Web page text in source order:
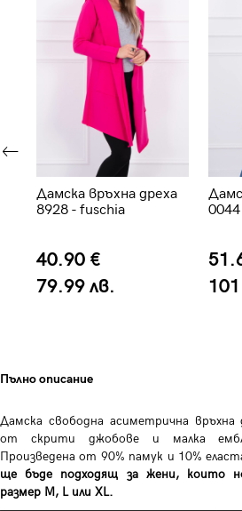
Дамска връхна дреха
8928 - fuschia
40.90 €
79.99 лв.
Пълно описание
Дамска свободна асиметрична връхна
от скрити джобове и малка
Произведена от 90% памук и 10%
ще бъде подходящ за жени, които
размер M, L или XL.